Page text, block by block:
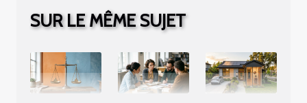
SUR LE MÊME SUJET